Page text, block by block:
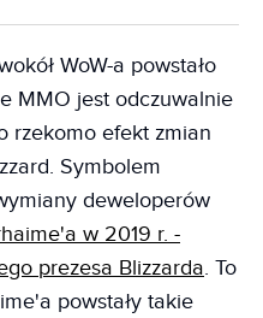
WoW-a powstało
MMO jest odczuwalnie
rzekomo efekt zmian
Symbolem
deweloperów
w 2019 r. -
prezesa Blizzarda. To
powstały takie